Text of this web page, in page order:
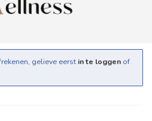
gelieve eerst in te loggen of